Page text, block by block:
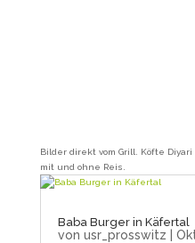
Bilder direkt vom Grill. Köfte
mit und ohne Reis.
Baba Burger in Käfertal
von usr_prosswitz